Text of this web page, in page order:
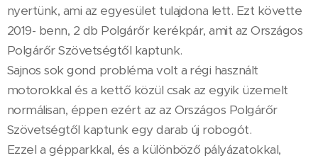
nyertünk, ami az egyesület tulajdona lett. Ezt követte
2019- benn, 2 db Polgárőr kerékpár, amit az Országos
Polgárőr Szövetségtől kaptunk.
Sajnos sok gond probléma volt a régi használt
motorokkal és a kettő közül csak az egyik üzemelt
normálisan, éppen ezért az az Országos Polgárőr
Szövetségtől kaptunk egy darab új robogót.
Ezzel a gépparkkal, és a különböző pályázatokkal,